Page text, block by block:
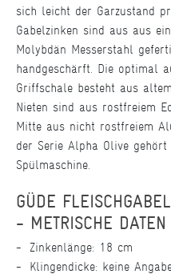
sich leicht der Garzustand
Gabelzinken sind aus aus
Molybdän Messerstahl
handgeschärft. Die optimal
Griffschale besteht aus
Nieten sind aus rostfreiem
Mitte aus nicht rostfreiem
der Serie Alpha Olive
Spülmaschine.
GÜDE
- METRISCHE
Zinkenlänge: 18 cm
Klingendicke: keine